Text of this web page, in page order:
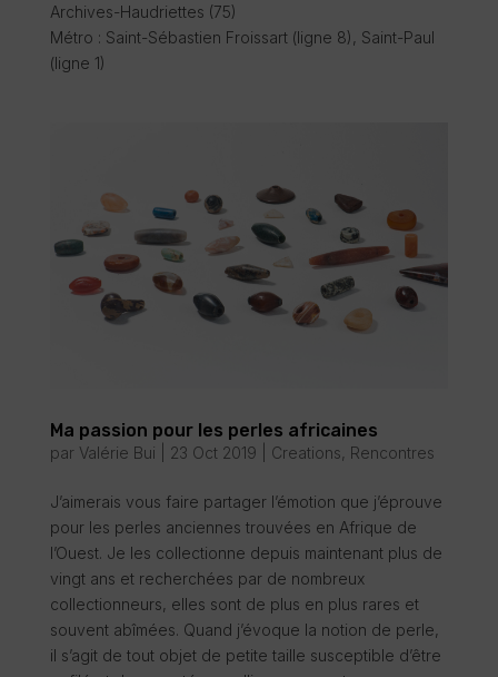
Archives-Haudriettes (75)
Métro : Saint-Sébastien Froissart (ligne 8), Saint-Paul
(ligne 1)
Ma passion pour les perles africaines
par Valérie Bui 23 Oct 2019 Creations, Rencontres
J’aimerais vous faire partager l’émotion que j’éprouve
pour les perles anciennes trouvées en Afrique de
l’Ouest. Je les collectionne depuis maintenant plus de
vingt ans et recherchées par de nombreux
collectionneurs, elles sont de plus en plus rares et
souvent abîmées. Quand j’évoque la notion de perle,
il s’agit de tout objet de petite taille susceptible d’être